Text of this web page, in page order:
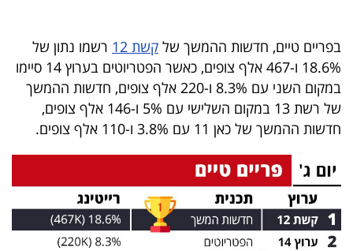
דרושים
ניוזלטרים
מייל
אדום
בפריים טיים, חדשות ההמשך של קשת 12
רשמו נתון של
18.6% ו-467 אלף צופים, כאשר הפטריוטים בערוץ 14 סיימו
במקום השני עם 8.3% ו-220 אלף צופים, חדשות ההמשך
של רשת 13 במקום השלישי עם 5% ו-146 אלף צופים,
חדשות ההמשך של כאן 11 עם 3.8% ו-110 אלף צופים.